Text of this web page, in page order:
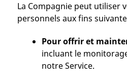
La Compagnie peut utiliser
personnels aux fins
Pour offrir et
incluant le
notre Service.